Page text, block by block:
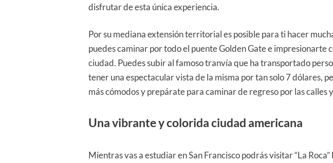
disfrutar de esta única experiencia.
Por su mediana extensión territorial es posible para ti hacer
puedes caminar por todo el puente Golden Gate e impresionarte
ciudad. Puedes subir al famoso tranvía que ha transportado
tener una espectacular vista de la misma por tan solo 7 dólares,
más cómodos y prepárate para caminar de regreso por las
Una vibrante y colorida ciudad americana
Mientras vas a estudiar en San Francisco podrás visitar “La